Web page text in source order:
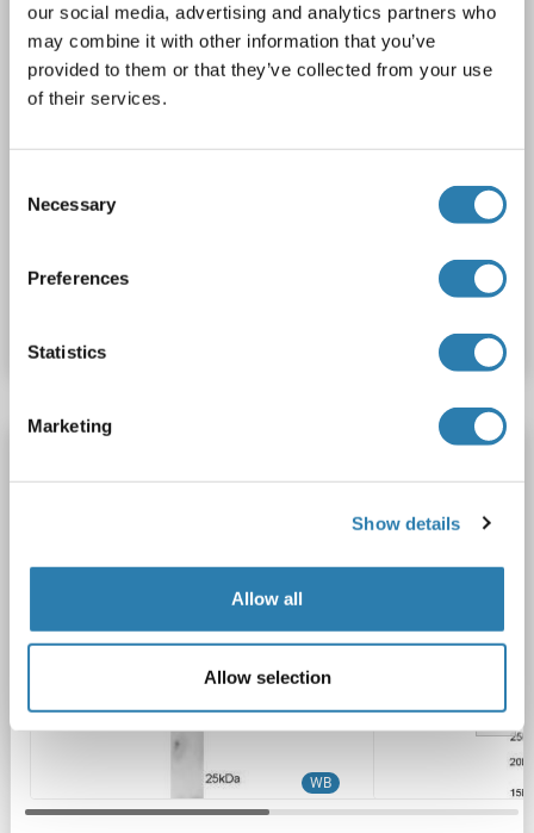
our social media, advertising and analytics partners who
may combine it with other information that you’ve
provided to them or that they’ve collected from your use
of their services.
Selection
Necessary
Preferences
Statistics
Marketing
Show details
Allow all
Allow selection
Produktnummer ABIN3043785
WB